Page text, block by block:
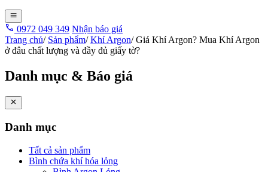
0972 049 349 Nhận báo giá
Trang chủ/ Sản phẩm/ Khí Argon/ Giá Khí Argon? Mua Khí Argon
ở đâu chất lượng và đầy đủ giấy tờ?
Danh mục & Báo giá
Danh mục
Tất cả sản phẩm
Bình chứa khí hóa lỏng